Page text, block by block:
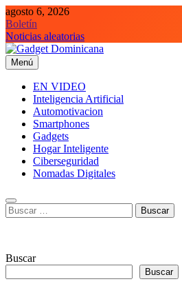
Saltar
al
contenido
agosto 6, 2026
Boletín
Noticias aleatorias
Gadget Dominicana
Gadgets, Autos y Tecnología de consumo
Menú
EN VIDEO
Inteligencia Artificial
Automotivacion
Smartphones
Gadgets
Hogar Inteligente
Ciberseguridad
Nomadas Digitales
Buscar:
Buscar
Buscar